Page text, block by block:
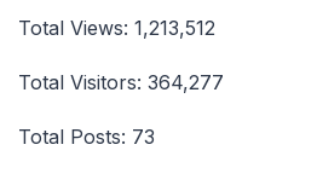
Total Views: 1,213,512
Total Visitors: 364,277
Total Posts: 73